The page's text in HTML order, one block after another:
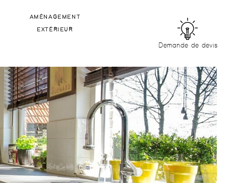
Demande de devis
Aménagement
extérieur